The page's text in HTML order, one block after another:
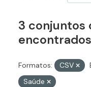
3 conjuntos
encontrados
Formatos: CSV
Saúde